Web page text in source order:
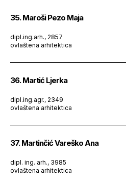
35. Maroši Pezo Maja
dipl.ing.arh., 2857
ovlaštena arhitektica
36. Martić Ljerka
dipl.ing.agr., 2349
ovlaštena arhitektica
37. Martinčić Vareško Ana
dipl. ing. arh., 3985
ovlaštena arhitektica